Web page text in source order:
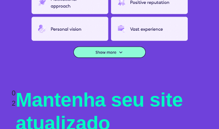
0
2Mantenha seu site
atualizado